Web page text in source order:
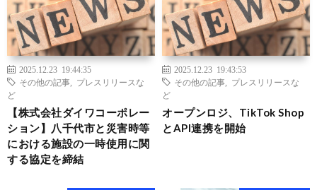
2025.12.23 19:44:35
その他の記事
プレスリリースな
ど
【株式会社ダイワコーポレー
ション】八千代市と災害時等
における施設の一時使用に関
する協定を締結
2025.12.23 19:43:53
その他の記事
プレスリリースな
ど
オープンロジ、TikTok Shop
とAPI連携を開始